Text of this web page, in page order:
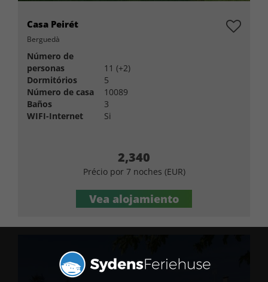
Casa Peirét
Berguedà
Número de
personas
11 (+2)
Dormitórios
5
Número de casa
10089
Baños
3
WIFI-Internet
Si
2,340
Précio por 7 noches (EUR)
Vea alojamiento